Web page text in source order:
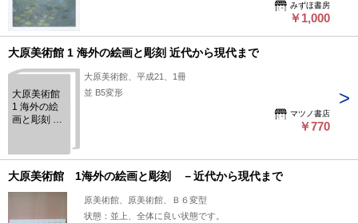
みずほ書房
￥1,000
大原美術館 1 海外の絵画と彫刻 近代から現代まで
大原美術館
1 海外の絵
画と彫刻 近
大原美術館、平成21、1冊
並 B5変形
マツノ書店
￥770
大原美術館 1海外の絵画と彫刻 －近代から現代まで
原美術館、原美術館、Ｂ６変型
状態：並上、全体に良い状態です。